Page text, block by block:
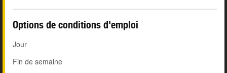
Options de conditions d'emploi
Jour
Fin de semaine